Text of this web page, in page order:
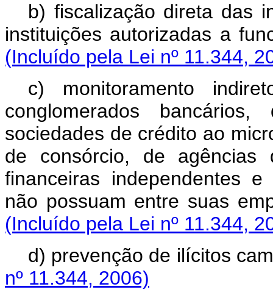
b) fiscalização direta das
instituições autorizadas a
(Incluído pela Lei nº 11.344,
c) monitoramento
conglomerados
sociedades de crédito ao
de consórcio, de agências
financeiras independentes
não possuam entre suas
(Incluído pela Lei nº 11.344,
d) prevenção de ilícitos
nº 11.344, 2006)